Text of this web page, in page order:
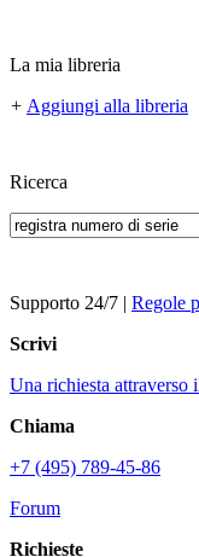
La mia libreria
+ Aggiungi alla libreria
Ricerca
Supporto 24/7 | Regole
Scrivi
Una richiesta attraverso
Chiama
+7 (495) 789-45-86
Forum
Richieste